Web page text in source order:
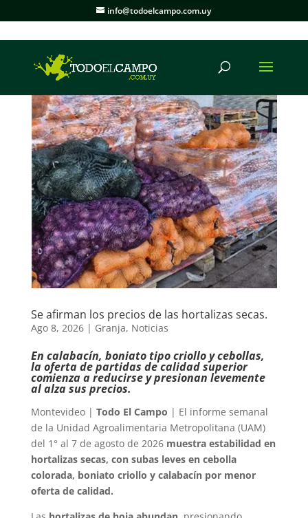
info@todoelcampo.com.uy
Se afirman los precios de las hortalizas secas.
Ago 8, 2026| Granja, Noticias
En calabacín, boniato tipo criollo y cebollas,
la oferta de partidas de calidad superior
comienza a reducirse y presionan levemente
al alza sus precios.
Montevideo | Todo El Campo | El informe semanal
de la Unidad Agroalimentaria Metropolitana (UAM)
del 1° al 7 de agosto de 2026 muestra estabilidad en
hortalizas secas, con subas leves en cebolla
colorada, boniato criollo y calabacín por menor
oferta de calidad.